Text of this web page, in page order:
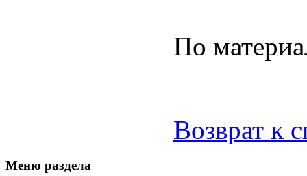
По
Возврат к
Меню раздела